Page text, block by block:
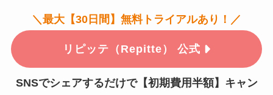
＼最大【30日間】無料トライアルあり！／
リピッテ（Repitte） 公式
SNSでシェアするだけで【初期費用半額】キャン